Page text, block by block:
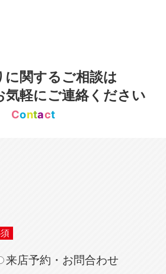
に関するご相談は
気軽にご連絡ください
Contact
来店予約・お問合わせ